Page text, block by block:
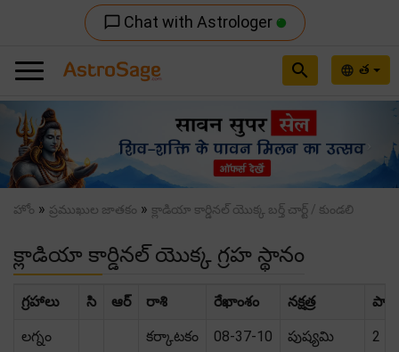
chat_bubble_outline Chat with Astrologer
language త
search
Previous
హోం » ప్రముఖుల జాతకం » క్లాడియా కార్డినల్ యొక్క బర్త్ చార్ట్ / కుండలి
క్లాడియా కార్డినల్ యొక్క గ్రహ స్థానం
గ్రహాలు సి ఆర్ రాశి రేఖాంశం నక్షత్ర
లగ్నం కర్కాటకం 08-37-10 పుష్యమి 2